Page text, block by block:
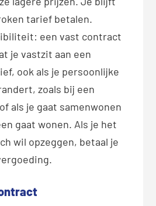
tarief betalen.
een vast contract
je vastzit aan een
ook als je persoonlijke
zoals bij een
als je gaat samenwonen
gaat wonen. Als je het
wil opzeggen, betaal je